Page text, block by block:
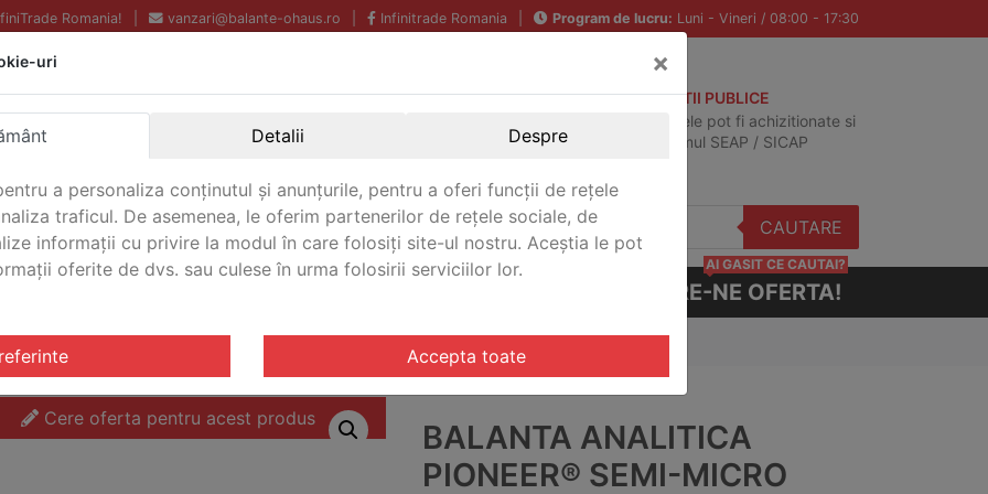
Romania! vanzari@balante-ohaus.ro Infinitrade Romania Program de lucru: Luni - Vineri / 08:00 - 17:30
Echipamente profesionale
pentru laborator.
Garantie Internationala.
ACHIZITII PUBLICE
Produsele pot fi achizitionate si
in sistemul SEAP / SICAP
CAUTARE
CERE-NE OFERTA!
AI GASIT CE CAUTAI?
Semi-Micro/ Balanta analitica Pioneer® Semi-Micro Ohaus PX225DM
Cere oferta pentru acest produs
BALANTA ANALITICA
PIONEER® SEMI-MICRO
uri ×
Detalii Despre
a personaliza conținutul și anunțurile, pentru a oferi funcții de rețele
traficul. De asemenea, le oferim partenerilor de rețele sociale, de
informații cu privire la modul în care folosiți site-ul nostru. Aceștia le pot
oferite de dvs. sau culese în urma folosirii serviciilor lor.
Accepta toate